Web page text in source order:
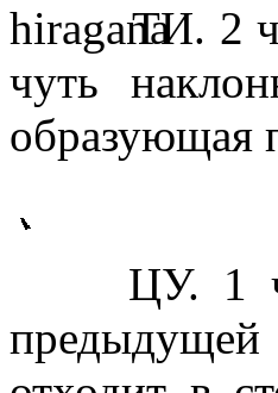
ТИ. 2
чуть
образующая
ЦУ. 1